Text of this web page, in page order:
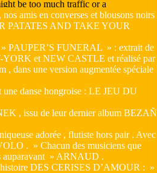
amis en converses et blousons noirs
PATATES AND TAKE YOUR
PAUPER’S FUNERAL » : extrait de
et NEW CASTLE et réalisé par
une version augmentée spéciale
danse hongroise : LE JEU DU
, issu de leur dernier album BEZAÑ
adorée , flutiste hors pair . Avec
. » Chacun des musiciens que
auparavant » ARNAUD .
DES CERISES D’AMOUR : »